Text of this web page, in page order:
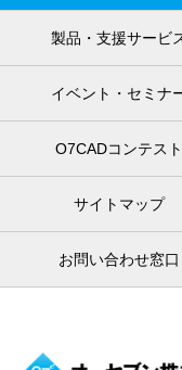
製品・支援サービ
イベント・セミナ
O7CADコンテスト
サイトマップ
お問い合わせ窓口